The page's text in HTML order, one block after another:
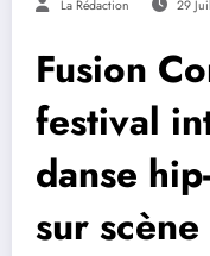
La Rédaction 29
Fusion
festival
danse
sur